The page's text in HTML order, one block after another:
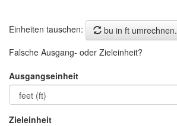
Einheiten tauschen:
bu in ft umrechnen.
Falsche Ausgang- oder Zieleinheit?
Ausgangseinheit
Zieleinheit